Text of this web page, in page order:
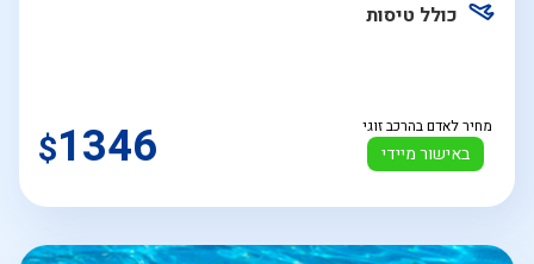
כולל טיסות
באישור מיידי
מחיר לאדם בהרכב זוגי $1346